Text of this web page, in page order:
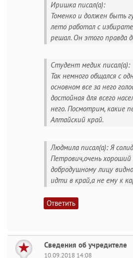
Иришка писал(а):
Томенко и должен быть
лето работал с
решал. Он этого правда
Студент медик писал(а):
Так немного общался с
основном все за него
достойная для всего
него. Посмотрим, какие
Алтайский край.
Людмила писал(а): Я
Петрович,очень хороший
добродушному лицу
идти в край,а не ему к
Ответить
Сведения об учредителе
10.09.2018 14:08